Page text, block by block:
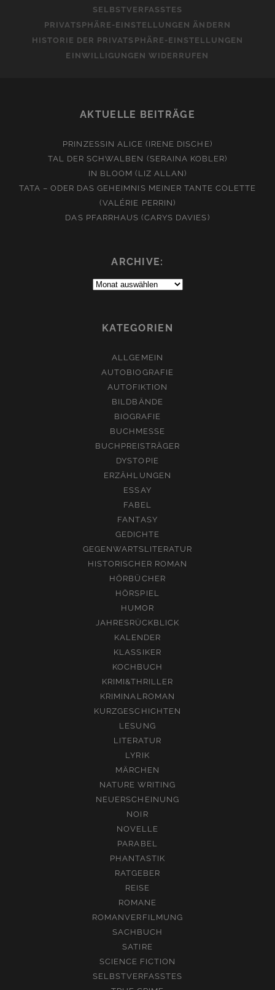
SELBSTVERFASSTES
PRIVATSPHÄRE-EINSTELLUNGEN ÄNDERN
HISTORIE DER PRIVATSPHÄRE-EINSTELLUNGEN
EINWILLIGUNGEN WIDERRUFEN
AKTUELLE BEITRÄGE
PRINZESSIN ALICE (IRENE DISCHE)
TAL DER SCHWALBEN (SERAINA KOBLER)
IN BLOOM (LIZ ALLAN)
TATA – ODER DAS GEHEIMNIS MEINER TANTE COLETTE
(VALÉRIE PERRIN)
DAS PFARRHAUS (CARYS DAVIES)
ARCHIVE:
Archive:
KATEGORIEN
ALLGEMEIN
AUTOBIOGRAFIE
AUTOFIKTION
BILDBÄNDE
BIOGRAFIE
BUCHMESSE
BUCHPREISTRÄGER
DYSTOPIE
ERZÄHLUNGEN
ESSAY
FABEL
FANTASY
GEDICHTE
GEGENWARTSLITERATUR
HISTORISCHER ROMAN
HÖRBÜCHER
HÖRSPIEL
HUMOR
JAHRESRÜCKBLICK
KALENDER
KLASSIKER
KOCHBUCH
KRIMI&THRILLER
KRIMINALROMAN
KURZGESCHICHTEN
LESUNG
LITERATUR
LYRIK
MÄRCHEN
NATURE WRITING
NEUERSCHEINUNG
NOIR
NOVELLE
PARABEL
PHANTASTIK
RATGEBER
REISE
ROMANE
ROMANVERFILMUNG
SACHBUCH
SATIRE
SCIENCE FICTION
SELBSTVERFASSTES